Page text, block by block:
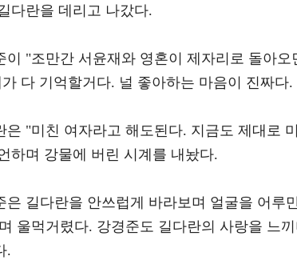
다란을 데리고 나갔다.
이 "조만간 서윤재와 영혼이 제자리로 돌아
다 기억할거다. 널 좋아하는 마음이 진짜
은 "미친 여자라고 해도된다. 지금도 제대로
하며 강물에 버린 시계를 내놨다.
은 길다란을 안쓰럽게 바라보며 얼굴을 어루
울먹거렸다. 강경준도 길다란의 사랑을 느
.